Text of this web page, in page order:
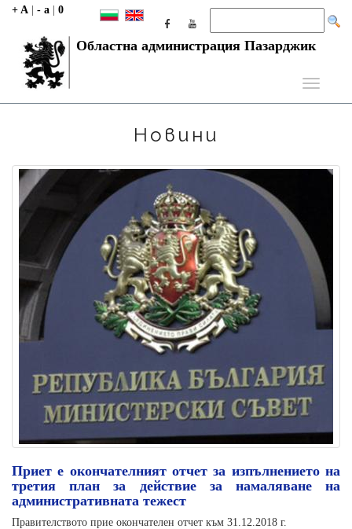
+ A - a 0
Областна администрация Пазарджик
Toggle
Новини
Приет е окончателният отчет за изпълнението на
третия план за действие за намаляване на
административната тежест
Правителството прие окончателен отчет към 31.12.2018 г.